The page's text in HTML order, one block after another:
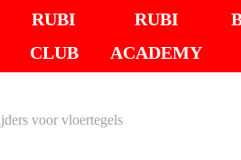
RUBI
CLUB
RUBI
ACADEMY
voor vloertegels